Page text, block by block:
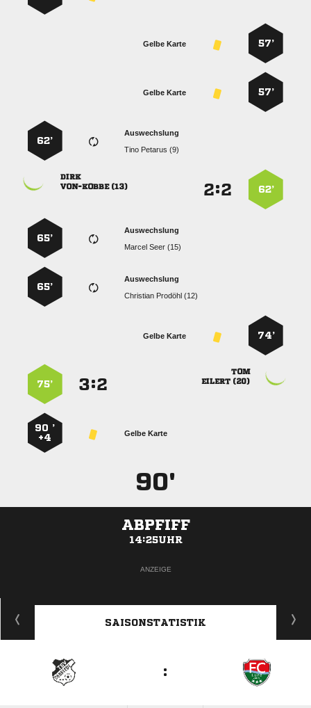
57’
Gelbe Karte
57’
Gelbe Karte
Auswechslung
  
62’
62’
:

 
Auswechslung
  
65’
Auswechslung
  
65’
74’
Gelbe Karte

 
:
75’
Gelbe Karte
90 ’
+4
90'
ABPFIFF
14:25UHR
ANZEIGE
SAISONSTATISTIK
: